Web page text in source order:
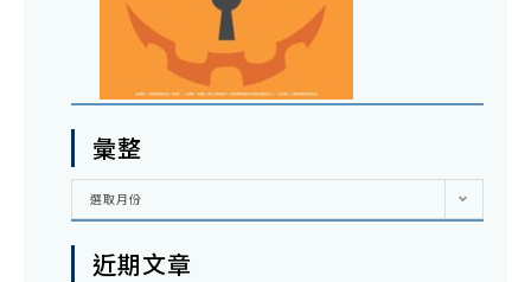
彙整
彙
選取月份
近期文章